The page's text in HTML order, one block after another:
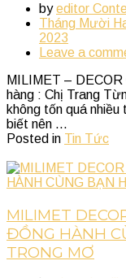
byeditor
Tháng Mười
2023
Leave a
MILIMET –
hàng : Chị Trang
không tốn quá
biết nên ...
Posted in Tin Tức
MILIMET
ĐỒNG HÀNH
TRONG MƠ